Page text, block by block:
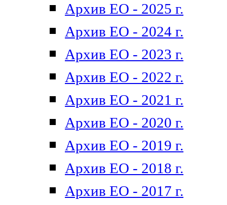
Архив ЕО - 2025 г.
Архив ЕО - 2024 г.
Архив ЕО - 2023 г.
Архив ЕО - 2022 г.
Архив ЕО - 2021 г.
Архив ЕО - 2020 г.
Архив ЕО - 2019 г.
Архив ЕО - 2018 г.
Архив ЕО - 2017 г.